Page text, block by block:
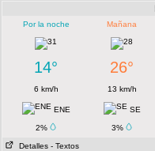
Por la noche
Mañana
14° 26°
6 km/h 13 km/h
ENE SE
2% 3%
Detalles - Textos